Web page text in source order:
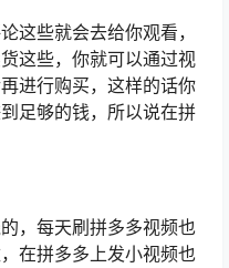
这些就会去给你观看，
这些，你就可以通过视
进行购买，这样的话你
足够的钱，所以说在拼
，每天刷拼多多视频也
在拼多多上发小视频也